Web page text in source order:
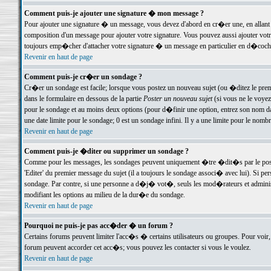
Comment puis-je ajouter une signature � mon message ?
Pour ajouter une signature � un message, vous devez d'abord en cr�er une, en
composition d'un message pour ajouter votre signature. Vous pouvez aussi ajouter
toujours emp�cher d'attacher votre signature � un message en particulier en
Revenir en haut de page
Comment puis-je cr�er un sondage ?
Cr�er un sondage est facile; lorsque vous postez un nouveau sujet (ou �ditez le
dans le formulaire en dessous de la partie Poster un nouveau sujet(si vous ne le voyez
pour le sondage et au moins deux options (pour d�finir une option, entrez son nom
une date limite pour le sondage; 0 est un sondage infini. Il y a une limite pour le
Revenir en haut de page
Comment puis-je �diter ou supprimer un sondage ?
Comme pour les messages, les sondages peuvent uniquement �tre �dit�s par le
'Editer' du premier message du sujet (il a toujours le sondage associ� avec lui). Si
sondage. Par contre, si une personne a d�j� vot�, seuls les mod�rateurs et
modifiant les options au milieu de la dur�e du sondage.
Revenir en haut de page
Pourquoi ne puis-je pas acc�der � un forum ?
Certains forums peuvent limiter l'acc�s � certains utilisateurs ou groupes. Pour
forum peuvent accorder cet acc�s; vous pouvez les contacter si vous le voulez.
Revenir en haut de page